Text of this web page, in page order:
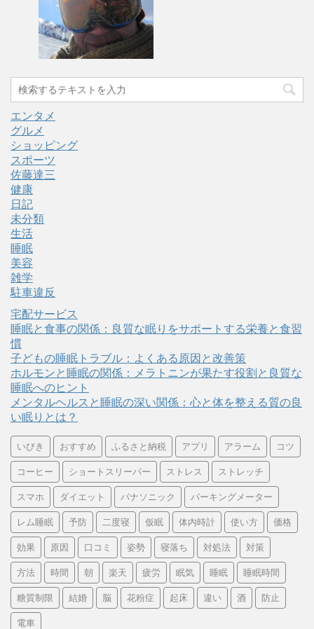
エンタメ
グルメ
ショッピング
スポーツ
佐藤達三
健康
日記
未分類
生活
睡眠
美容
雑学
駐車違反
宅配サービス
睡眠と食事の関係：良質な眠りをサポートする栄養と食習
慣
子どもの睡眠トラブル：よくある原因と改善策
ホルモンと睡眠の関係：メラトニンが果たす役割と良質な
睡眠へのヒント
メンタルヘルスと睡眠の深い関係：心と体を整える質の良
い眠りとは？
いびき おすすめ ふるさと納税 アプリ アラーム コツ
コーヒー ショートスリーパー ストレス ストレッチ
スマホ ダイエット パナソニック パーキングメーター
レム睡眠 予防 二度寝 仮眠 体内時計 使い方 価格
効果 原因 口コミ 姿勢 寝落ち 対処法 対策
方法 時間 朝 楽天 疲労 眠気 睡眠 睡眠時間
糖質制限 結婚 脳 花粉症 起床 違い 酒 防止
電車